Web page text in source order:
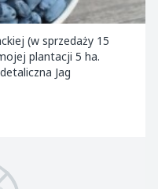
(w sprzedaży 15
ręcznie Cena detaliczna Jag